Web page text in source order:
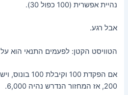
נהיית אפשרית (100 כפול 30).
אבל רגע.
הטוויסט הקטן: לפעמים התנאי הוא על
200, אז המחזור הנדרש נהיה 6,000.